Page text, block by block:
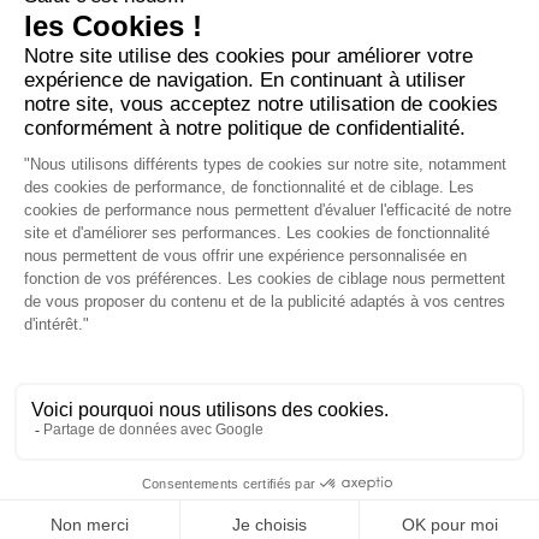
jessica.fernandes@arabesk.eu
Contacte-nos em :
FR GB ES IT DE PL PT
2012 - 2026 ©
Arabesk |AVISOS